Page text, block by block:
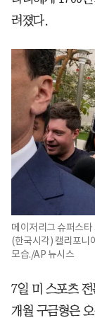
려졌다.
메이저리그 슈퍼스
(한국시각) 캘리포니
모습./AP 뉴시스
7일 미 스포츠
개월 구금형은